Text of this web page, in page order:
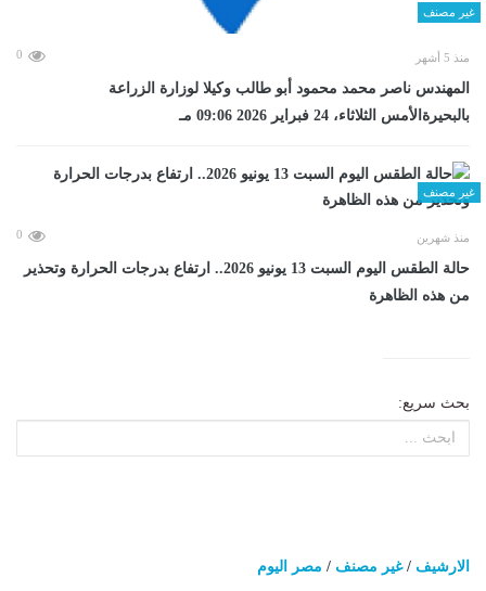
غير مصنف
منذ 5 أشهر 0
المهندس ناصر محمد محمود أبو طالب وكيلا لوزارة الزراعة
بالبحيرةالأمس الثلاثاء، 24 فبراير 2026 09:06 مـ
غير مصنف
منذ شهرين 0
حالة الطقس اليوم السبت 13 يونيو 2026.. ارتفاع بدرجات الحرارة وتحذير
من هذه الظاهرة
بحث سريع:
الارشيف /غير مصنف / مصر اليوم